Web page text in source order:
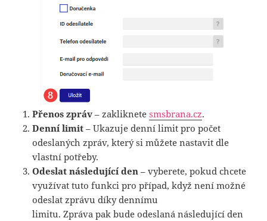
Přenos zpráv– zakliknetesmsbrana.cz.
Denní limit – Ukazuje denní limit pro počet
odeslaných zpráv, který si můžete nastavit dle
vlastní potřeby.
Odeslat následující den – vyberete, pokud chcete
využívat tuto funkci pro případ, když není možné
odeslat zprávu díky dennímu
limitu. Zpráva pak bude odeslaná následující den